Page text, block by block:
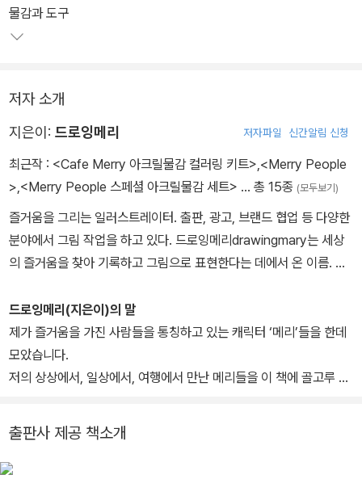
물감과 도구
저자 소개
지은이: 드로잉메리 저자파일 신간알림 신청
최근작 : <Cafe Merry 아크릴물감 컬러링 키트>,<Merry People
>,<Merry People 스페셜 아크릴물감 세트> … 총 15종 (모두보기)
즐거움을 그리는 일러스트레이터. 출판, 광고, 브랜드 협업 등 다양한
분야에서 그림 작업을 하고 있다. 드로잉메리drawingmary는 세상
의 즐거움을 찾아 기록하고 그림으로 표현한다는 데에서 온 이름. 인
아진다는 채색 영상은 누적 1,100만 명 이상이 보기도 했다. 지은 책
으로 『Merry Summer』, 『Merry People』이 있으며, 출간 즉시 예
술 분야 베스트셀러에 올랐다. 『작은 여행, 다녀오겠습니다』 등의 책
에 그림을 그렸다. 인스타그램 @drawingmary
드로잉메리(지은이)의 말
제가 즐거움을 가진 사람들을 통칭하고 있는 캐릭터 ‘메리’들을 한데
모았습니다.
저의 상상에서, 일상에서, 여행에서 만난 메리들을 이 책에 골고루 담
출판사 제공 책소개